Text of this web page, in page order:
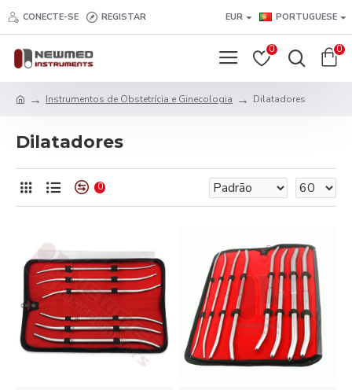
CONECTE-SE REGISTAR EUR PORTUGUESE
0 0
Instrumentos de Obstetrícia e Ginecologia Dilatadores
Dilatadores
0